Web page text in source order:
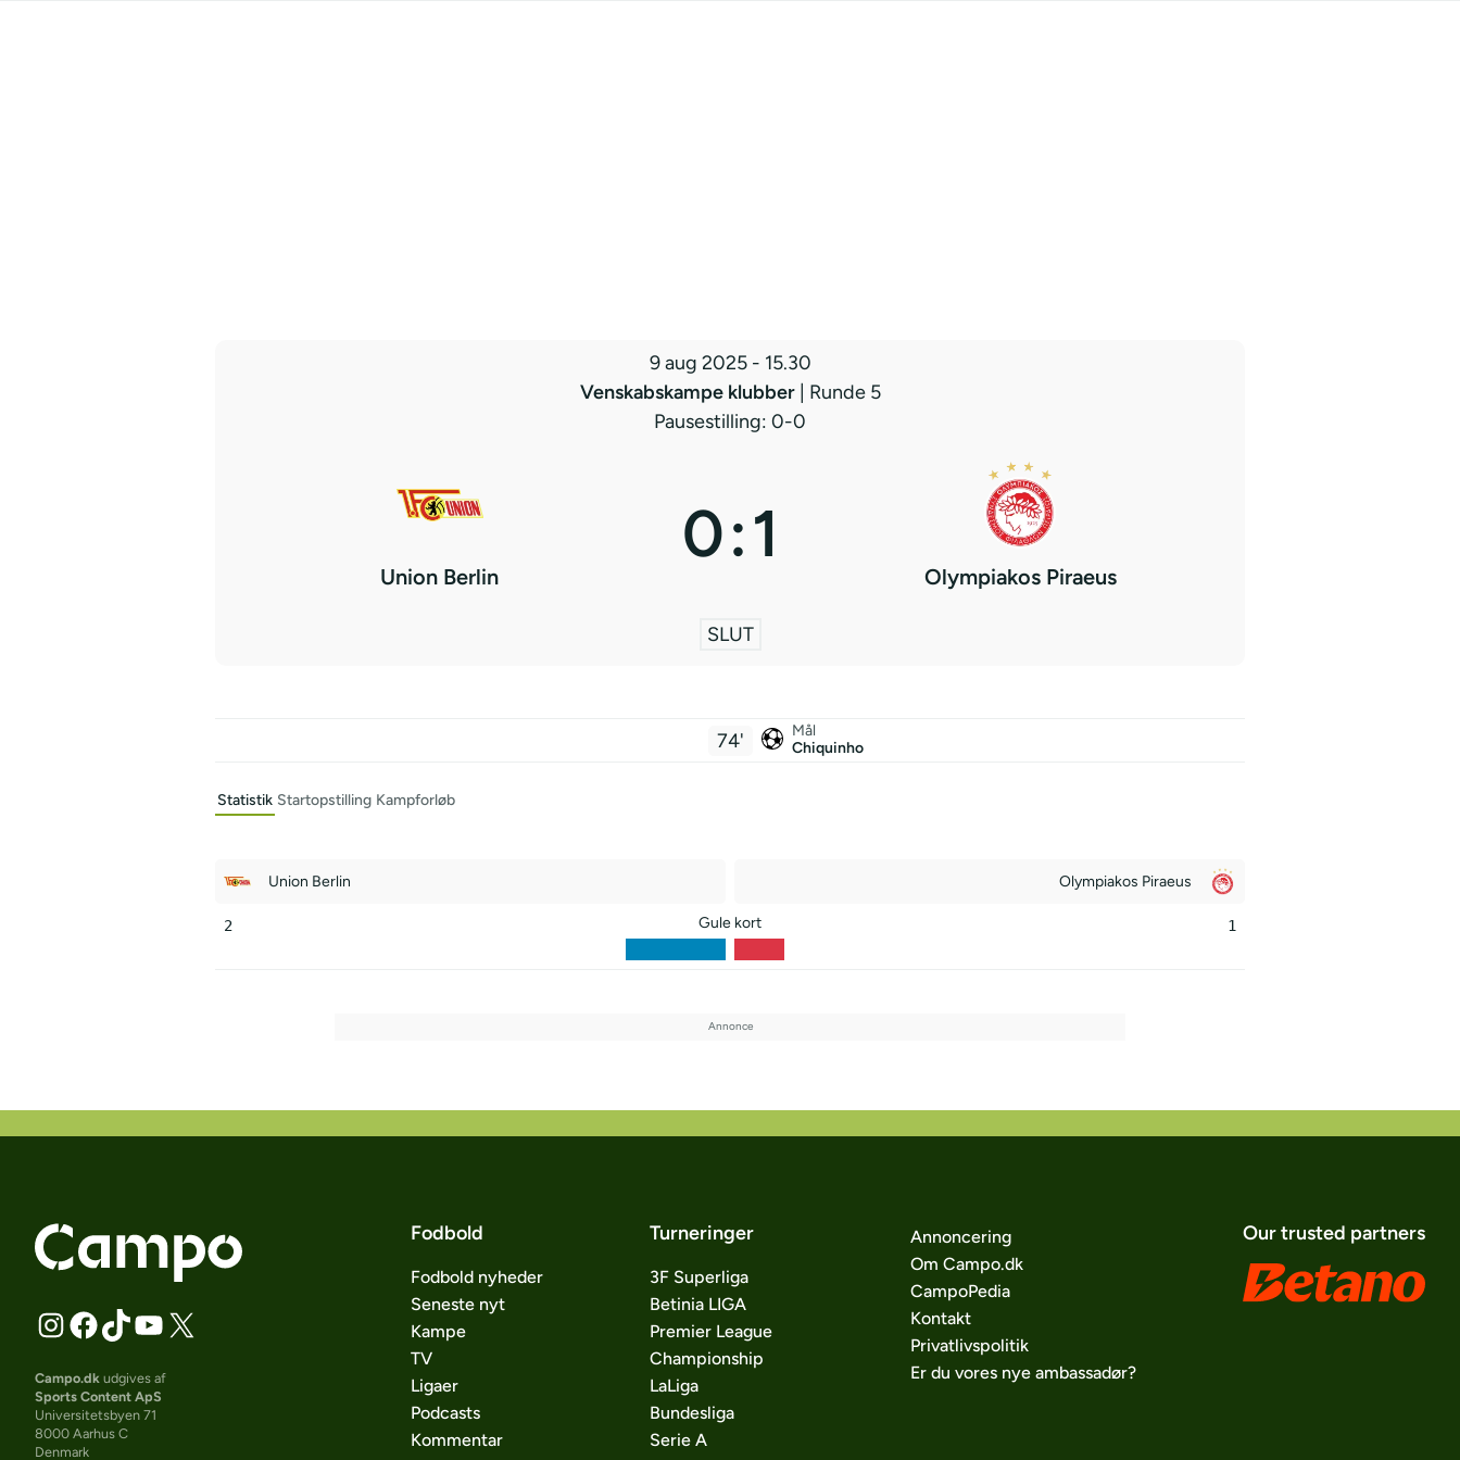
9 aug 2025 - 15.30
Venskabskampe klubber
| Runde 5
Pausestilling: 0-0
Union Berlin
0:1
Olympiakos Piraeus
SLUT
74'
Mål
Chiquinho
Statistik Startopstilling Kampforløb
Union Berlin Olympiakos Piraeus
2 Gule kort 1
Campo.dk udgives af
Sports Content ApS
Universitetsbyen 71
8000 Aarhus C
Denmark
Fodbold
Fodbold nyheder
Seneste nyt
Kampe
TV
Ligaer
Podcasts
Kommentar
Turneringer
3F Superliga
Betinia LIGA
Premier League
Championship
LaLiga
Bundesliga
Serie A
Annoncering
Om Campo.dk
CampoPedia
Kontakt
Privatlivspolitik
Er du vores nye ambassadør?
Our trusted partners